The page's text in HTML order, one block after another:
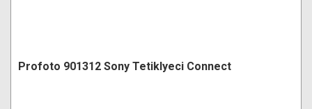
Profoto 901312 Sony Tetiklyeci Connect